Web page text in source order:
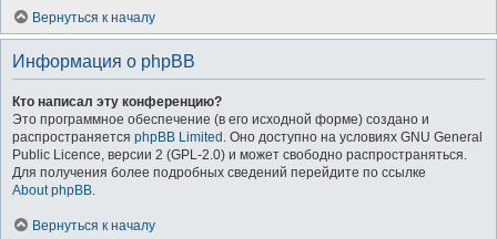
Вернуться к началу
Информация о phpBB
Кто написал эту конференцию?
Это программное обеспечение (в его исходной форме) создано и
распространяется phpBB Limited . Оно доступно на условиях GNU General
Public Licence, версии 2 (GPL-2.0) и может свободно распространяться.
Для получения более подробных сведений перейдите по ссылке
About phpBB.
Вернуться к началу